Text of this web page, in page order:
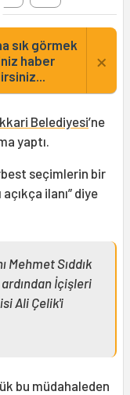
sık görmek
haber
×
Belediyesi’ne
yaptı.
seçimlerin bir
ilanı” diye
Mehmet Sıddık
ardından İçişleri
Ali Çelik'i
bu müdahaleden